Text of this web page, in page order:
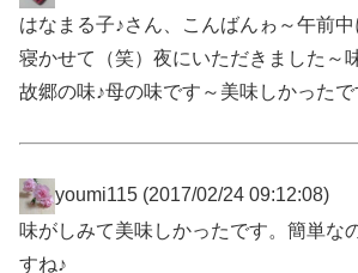
はなまる子♪さん、こんばんゎ～午前
寝かせて（笑）夜にいただきました～
故郷の味♪母の味です～美味しかった
youmi115 (2017/02/24 09:12:08)
味がしみて美味しかったです。簡単な
すね♪